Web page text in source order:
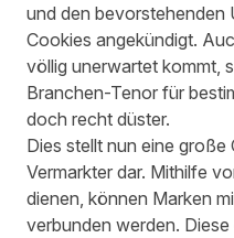
und den bevorstehenden
Cookies angekündigt.
völlig unerwartet kommt,
Branchen-Tenor für
doch recht düster.
Dies stellt nun eine
Vermarkter dar. Mithilfe
dienen, können Marken
verbunden werden.